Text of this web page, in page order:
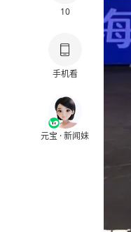
10
手机看
元宝 · 新闻妹